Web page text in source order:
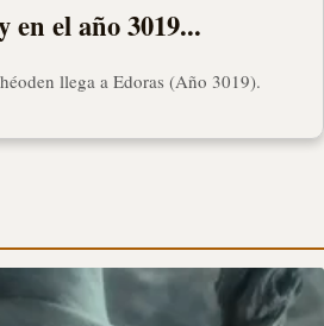
en el año 3019...
llega a Edoras (Año 3019).